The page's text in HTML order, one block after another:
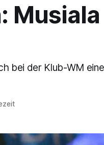
bei der Klub-WM